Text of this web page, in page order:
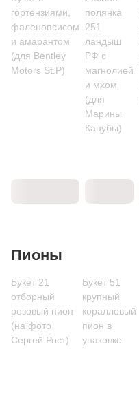
гортензиями,
фаленопсисом
и амарантом
(для Bentley
Motors St.P)
полянка
251
ландыш
РФ с
магнолией
и мхом
(для
Марины
Кацубы)
Пионы
Букет 21
отборный
розовый пион
(на фото
Сергей Рост)
Букет 51
крупный
коралловый
пион в
упаковке